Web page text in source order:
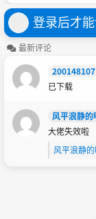
登录后才能
最新评论
200148107
已下载
风平浪静的
大佬失效啦
风平浪静